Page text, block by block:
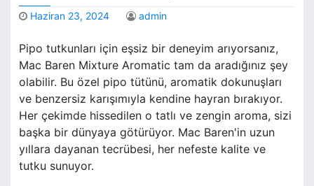
Haziran 23, 2024 admin
Pipo tutkunları için eşsiz bir deneyim arıyorsanız,
Mac Baren Mixture Aromatic tam da aradığınız şey
olabilir. Bu özel pipo tütünü, aromatik dokunuşları
ve benzersiz karışımıyla kendine hayran bırakıyor.
Her çekimde hissedilen o tatlı ve zengin aroma, sizi
başka bir dünyaya götürüyor. Mac Baren'in uzun
yıllara dayanan tecrübesi, her nefeste kalite ve
tutku sunuyor.